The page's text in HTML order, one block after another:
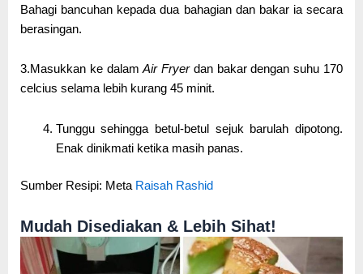
Bahagi bancuhan kepada dua bahagian dan bakar ia secara
berasingan.
3.Masukkan ke dalamAir Fryerdan bakar dengan suhu 170
celcius selama lebih kurang 45 minit.
Tunggu sehingga betul-betul sejuk barulah dipotong.
Enak dinikmati ketika masih panas.
Sumber Resipi: Meta Raisah Rashid
Mudah Disediakan & Lebih Sihat!